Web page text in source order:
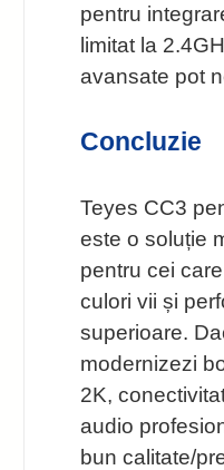
pentru
limitat la
avansate pot
Concluzie
Teyes CC3
este o soluție
pentru cei
culori vii și
superioare.
modernizezi
2K,
audio
bun calitate/